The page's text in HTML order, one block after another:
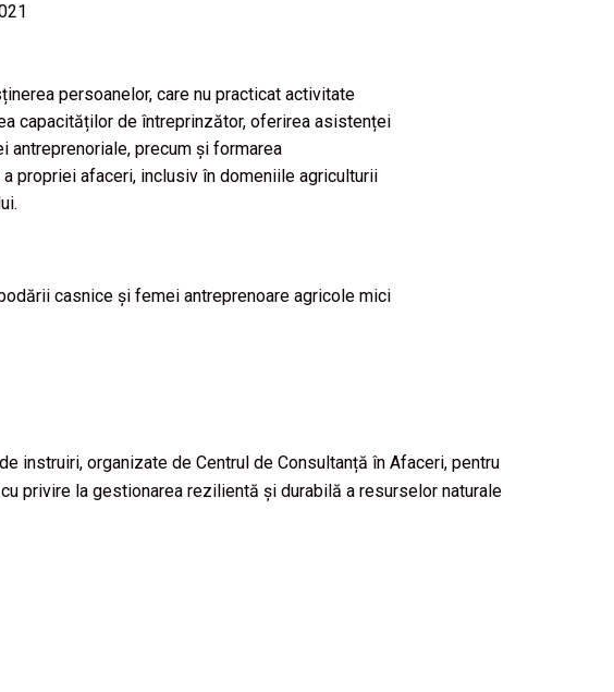
persoanelor, care nu practicat activitate
capacităților de întreprinzător, oferirea asistenței
antreprenoriale, precum și formarea
propriei afaceri, inclusiv în domeniile agriculturii
casnice și femei antreprenoare agricole mici
instruiri, organizate de Centrul de Consultanță în Afaceri, pentru
privire la gestionarea rezilientă și durabilă a resurselor naturale